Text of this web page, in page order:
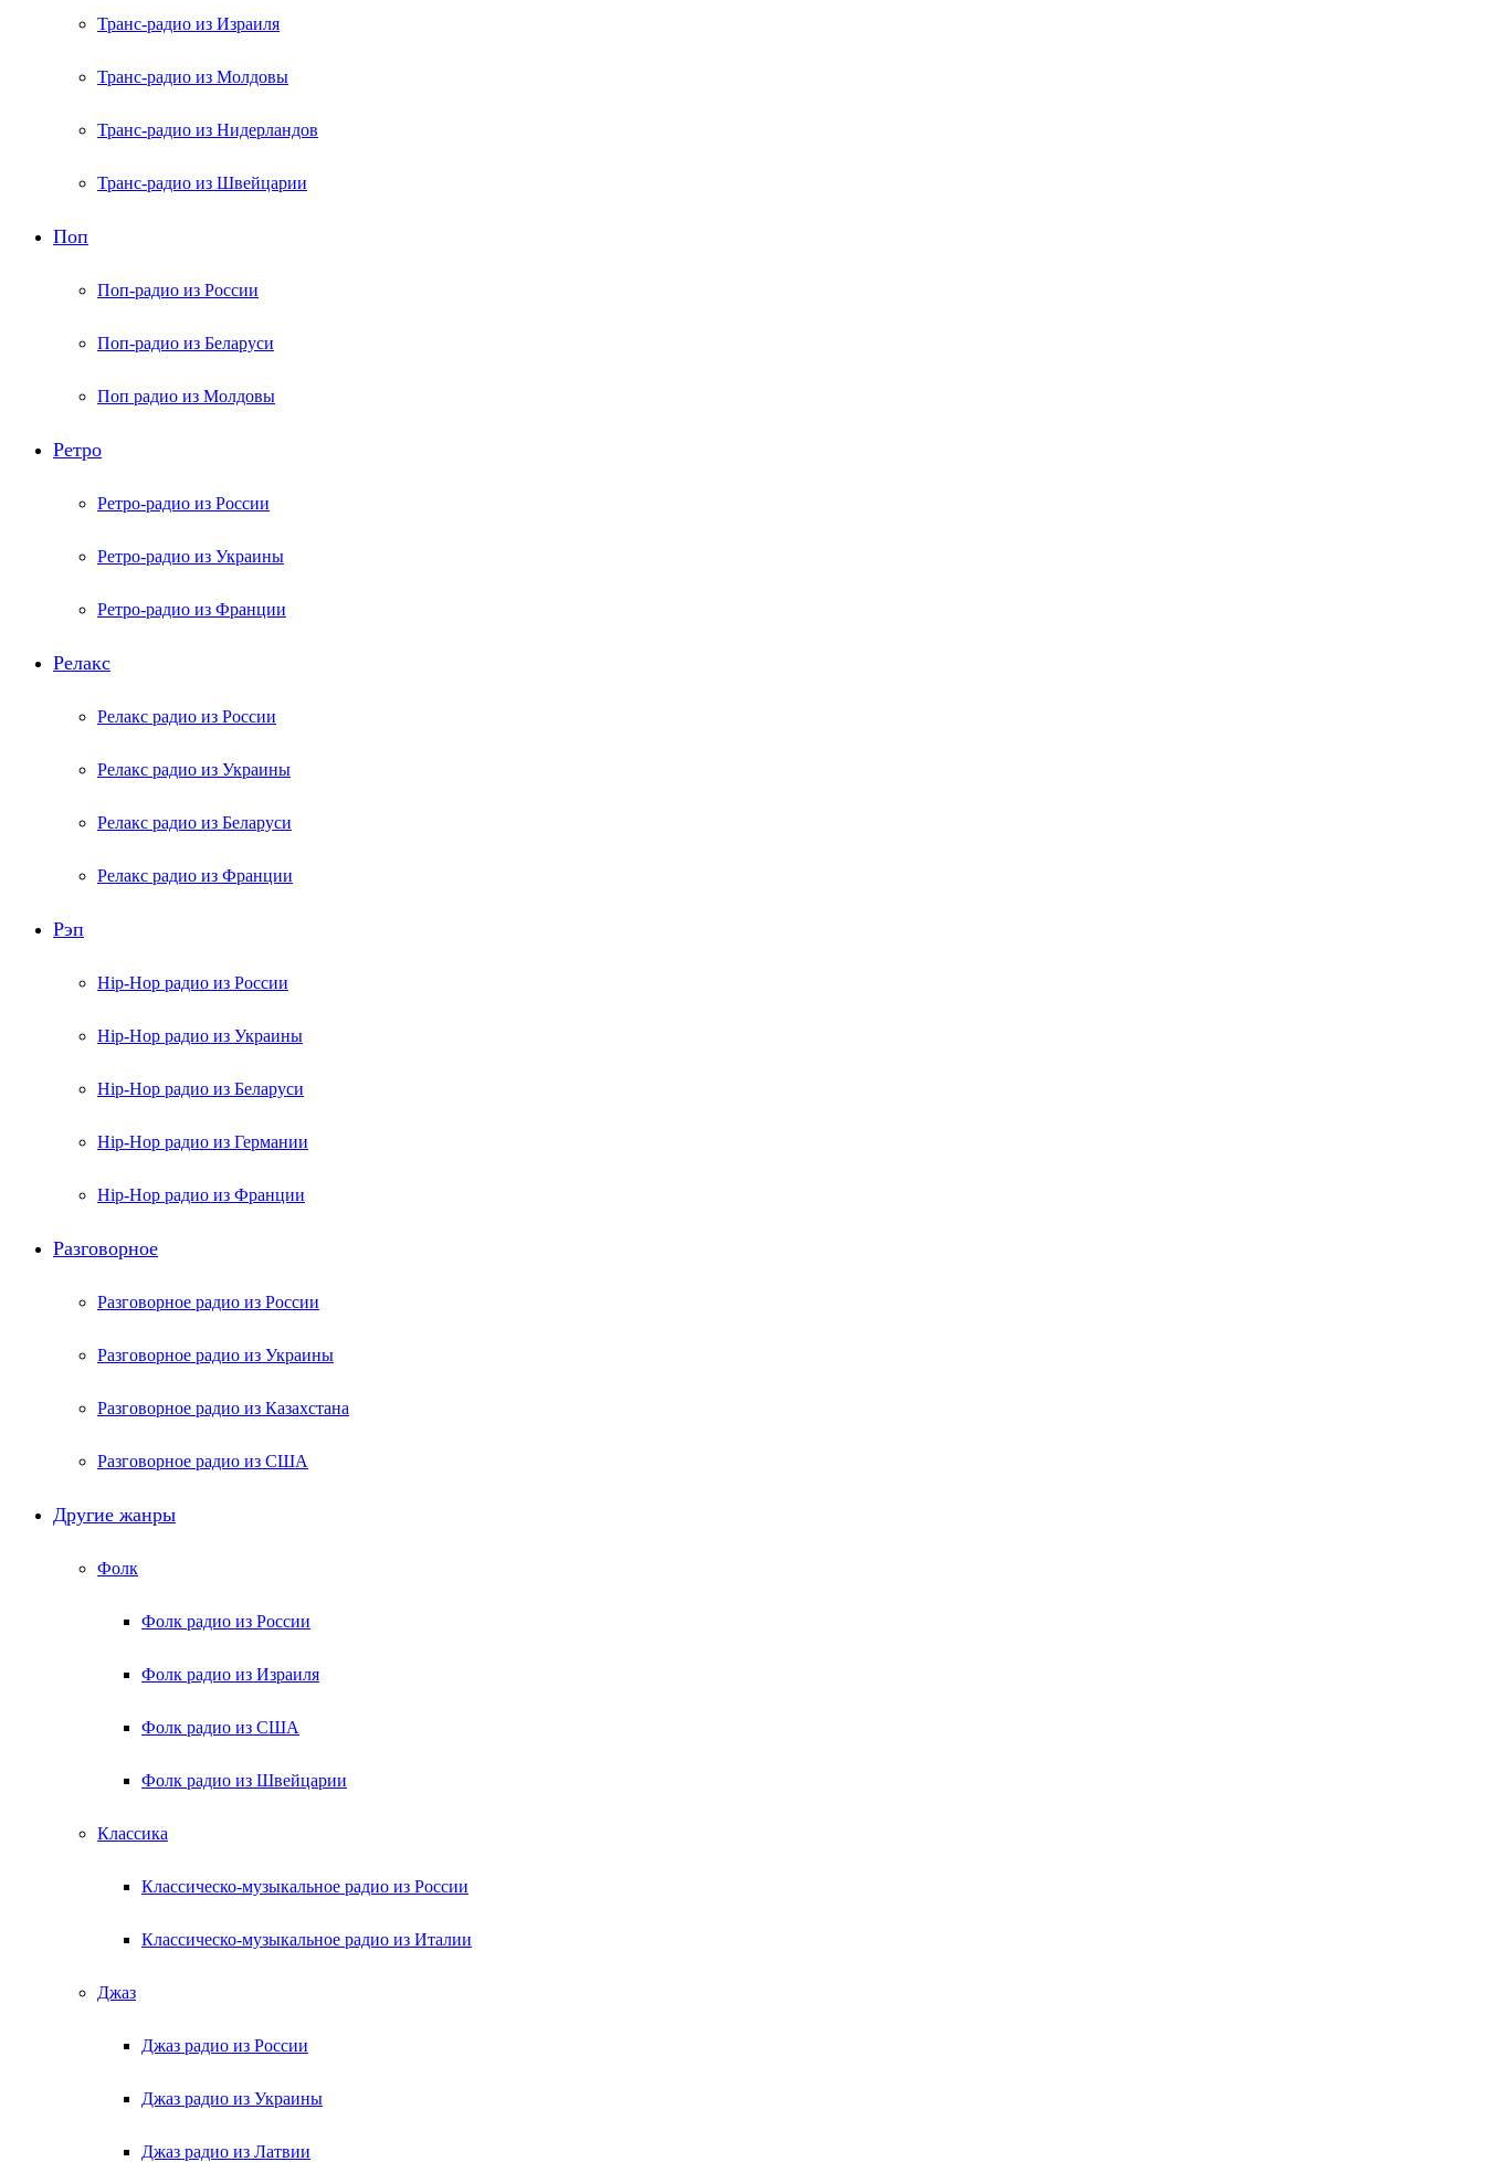
Транс-радио из Израиля
Транс-радио из Молдовы
Транс-радио из Нидерландов
Транс-радио из Швейцарии
Поп
Поп-радио из России
Поп-радио из Беларуси
Поп радио из Молдовы
Ретро
Ретро-радио из России
Ретро-радио из Украины
Ретро-радио из Франции
Релакс
Релакс радио из России
Релакс радио из Украины
Релакс радио из Беларуси
Релакс радио из Франции
Рэп
Hip-Hop радио из России
Hip-Hop радио из Украины
Hip-Hop радио из Беларуси
Hip-Hop радио из Германии
Hip-Hop радио из Франции
Разговорное
Разговорное радио из России
Разговорное радио из Украины
Разговорное радио из Казахстана
Разговорное радио из США
Другие жанры
Фолк
Фолк радио из России
Фолк радио из Израиля
Фолк радио из США
Фолк радио из Швейцарии
Классика
Классическо-музыкальное радио из России
Классическо-музыкальное радио из Италии
Джаз
Джаз радио из России
Джаз радио из Украины
Джаз радио из Латвии